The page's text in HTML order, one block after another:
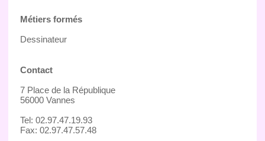
Métiers formés
Dessinateur
Contact
7 Place de la République
56000 Vannes
Tel: 02.97.47.19.93
Fax: 02.97.47.57.48